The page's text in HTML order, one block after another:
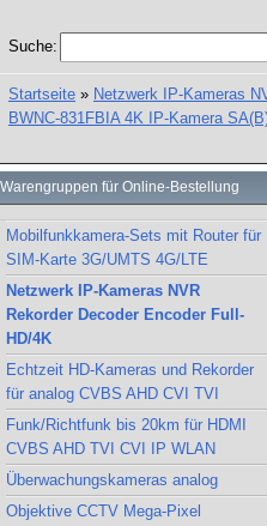
Suche:
Startseite » Netzwerk IP-Kameras
BWNC-831FBIA 4K IP-Kamera
Warengruppen für Online-Bestellung
Mobilfunkkamera-Sets mit Router für
SIM-Karte 3G/UMTS 4G/LTE
Netzwerk IP-Kameras NVR
Rekorder Decoder Encoder Full-
HD/4K
Echtzeit HD-Kameras und Rekorder
für analog CVBS AHD CVI TVI
Funk/Richtfunk bis 20km für HDMI
CVBS AHD TVI CVI IP WLAN
Überwachungskameras analog
Objektive CCTV Mega-Pixel